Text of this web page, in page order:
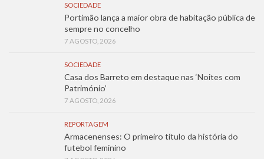
SOCIEDADE
Portimão lança a maior obra de habitação pública de
sempre no concelho
7 AGOSTO, 2026
SOCIEDADE
Casa dos Barreto em destaque nas ‘Noites com
Património’
7 AGOSTO, 2026
REPORTAGEM
Armacenenses: O primeiro título da história do
futebol feminino